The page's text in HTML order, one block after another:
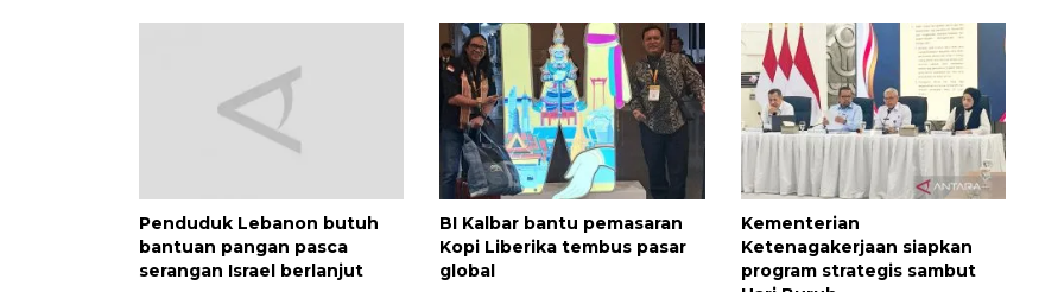
Penduduk Lebanon butuh
bantuan pangan pasca
serangan Israel berlanjut
BI Kalbar bantu pemasaran
Kopi Liberika tembus pasar
global
Kementerian
Ketenagakerjaan siapkan
program strategis sambut